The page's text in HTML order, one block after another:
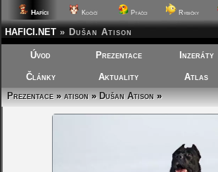
Hafíci Kočičí Ptáčci Rybičky
HAFICI.NET » Dušan Atison
Úvod Prezentace Inzeráty
Články Aktuality Atlas
Prezentace»atison»Dušan Atison»